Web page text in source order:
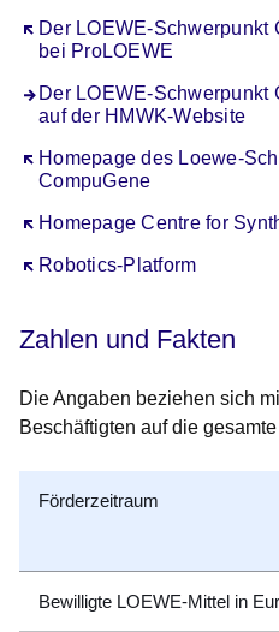
Der LOEWE-Schwerpunkt
bei ProLOEWE
Öffnet sich in einem neuen
Der LOEWE-Schwerpunkt
auf der HMWK-Website
Homepage des Loewe-
CompuGene
Öffnet sich in einem neuen
Homepage Centre for
Öffnet sich in einem neuen
Robotics-Platform
Öffnet sich in einem neuen
Zahlen und Fakten
Die Angaben beziehen sich
Beschäftigten auf die
Förderzeitraum
Bewilligte LOEWE-Mittel in